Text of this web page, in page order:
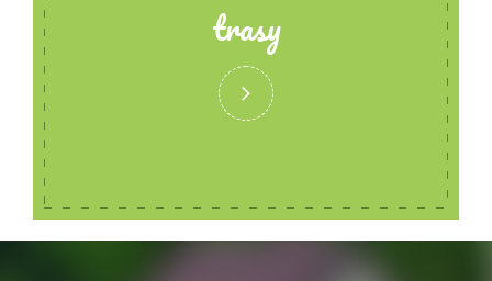
trasy